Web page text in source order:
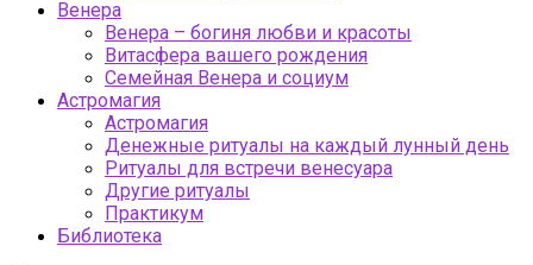
Венера
Венера – богиня любви и красоты
Витасфера вашего рождения
Семейная Венера и социум
Астромагия
Астромагия
Денежные ритуалы на каждый лунный день
Ритуалы для встречи венесуара
Другие ритуалы
Практикум
Библиотека